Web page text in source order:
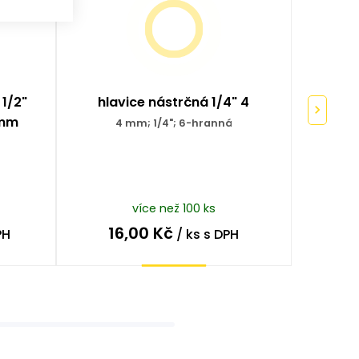
2"
hlavice nástrčná 1/4" 4
4 mm; 1/4"; 6-hranná
více než 100 ks
16,00 Kč / ks s DPH